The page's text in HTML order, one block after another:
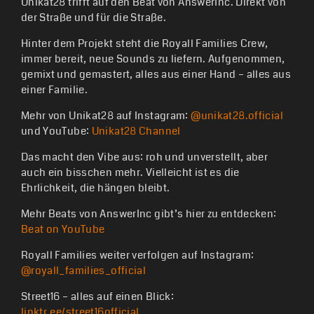
der Straße und für die Straße.
Hinter dem Projekt steht die Royall Families Crew,
immer bereit, neue Sounds zu liefern. Aufgenommen,
gemixt und gemastert, alles aus einer Hand – alles aus
einer Familie.
Mehr von Unikat28 auf Instagram:@unikat28.official
und YouTube: Unikat28 Channel
Das macht den Vibe aus: roh und unverstellt, aber
auch ein bisschen mehr. Vielleicht ist es die
Ehrlichkeit, die hängen bleibt.
Mehr Beats von AnswerInc gibt’s hier zu entdecken:
Beat on YouTube
Royall Families weiter verfolgen auf Instagram:
@royall_families_official
Street16 – alles auf einen Blick: